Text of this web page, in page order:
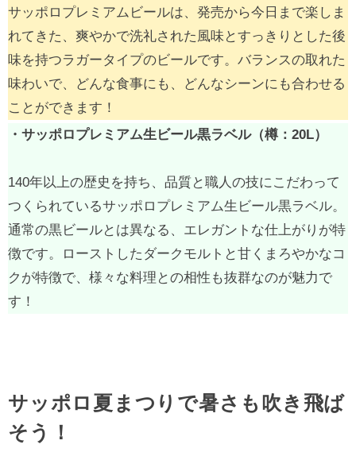
サッポロプレミアムビールは、発売から今日まで楽しま
れてきた、爽やかで洗礼された風味とすっきりとした後
味を持つラガータイプのビールです。バランスの取れた
味わいで、どんな食事にも、どんなシーンにも合わせる
ことができます！
・サッポロプレミアム生ビール黒ラベル（樽：20L）
140年以上の歴史を持ち、品質と職人の技にこだわって
つくられているサッポロプレミアム生ビール黒ラベル。
通常の黒ビールとは異なる、エレガントな仕上がりが特
徴です。ローストしたダークモルトと甘くまろやかなコ
クが特徴で、様々な料理との相性も抜群なのが魅力で
す！
サッポロ夏まつりで暑さも吹き飛ば
そう！